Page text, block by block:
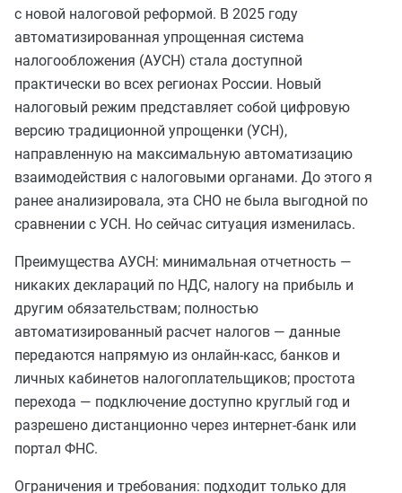
с новой налоговой реформой. В 2025 году
автоматизированная упрощенная система
налогообложения (АУСН) стала доступной
практически во всех регионах России. Новый
налоговый режим представляет собой цифровую
версию традиционной упрощенки (УСН),
направленную на максимальную автоматизацию
взаимодействия с налоговыми органами. До этого я
ранее анализировала, эта СНО не была выгодной по
сравнении с УСН. Но сейчас ситуация изменилась.
Преимущества АУСН: минимальная отчетность —
никаких деклараций по НДС, налогу на прибыль и
другим обязательствам; полностью
автоматизированный расчет налогов — данные
передаются напрямую из онлайн-касс, банков и
личных кабинетов налогоплательщиков; простота
перехода — подключение доступно круглый год и
разрешено дистанционно через интернет-банк или
портал ФНС.
Ограничения и требования: подходит только для